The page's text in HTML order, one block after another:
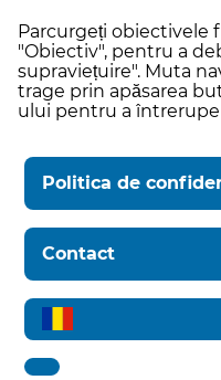
Parcurgeți obiectivele
"Obiectiv", pentru a
supraviețuire". Muta
trage prin apăsarea
ului pentru a întrerupe
Politica de
Contact